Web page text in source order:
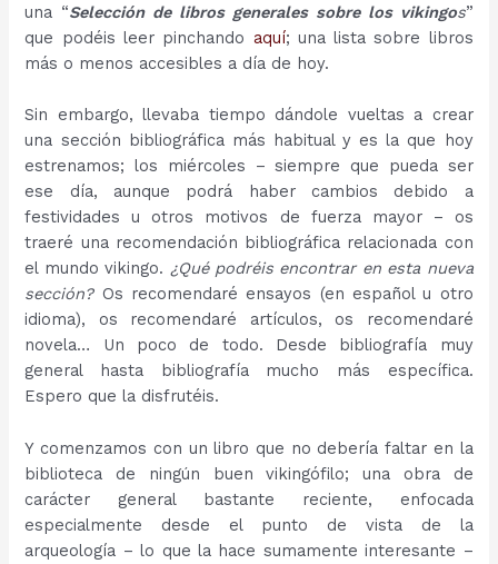
una “Selección de libros generales sobre los vikingos”
que podéis leer pinchando aquí; una lista sobre libros
más o menos accesibles a día de hoy.
Sin embargo, llevaba tiempo dándole vueltas a crear
una sección bibliográfica más habitual y es la que hoy
estrenamos; los miércoles – siempre que pueda ser
ese día, aunque podrá haber cambios debido a
festividades u otros motivos de fuerza mayor – os
traeré una recomendación bibliográfica relacionada con
el mundo vikingo. ¿Qué podréis encontrar en esta nueva
sección?Os recomendaré ensayos (en español u otro
idioma), os recomendaré artículos, os recomendaré
novela… Un poco de todo. Desde bibliografía muy
general hasta bibliografía mucho más específica.
Espero que la disfrutéis.
Y comenzamos con un libro que no debería faltar en la
biblioteca de ningún buen vikingófilo; una obra de
carácter general bastante reciente, enfocada
especialmente desde el punto de vista de la
arqueología – lo que la hace sumamente interesante –